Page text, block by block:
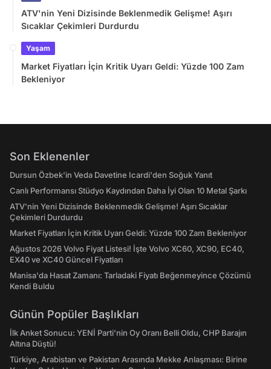
ATV'nin Yeni Dizisinde Beklenmedik Gelişme! Aşırı
Sıcaklar Çekimleri Durdurdu
Yaşam
Market Fiyatları İçin Kritik Uyarı Geldi: Yüzde 100 Zam
Bekleniyor
Son Eklenenler
Dursun Özbek'in Veda Davetine Icardi'den Soğuk Yanıt
Canlı Performansı Stüdyo Kaydından Daha İyi Olan 10 Metal Şarkı
ATV'nin Yeni Dizisinde Beklenmedik Gelişme! Aşırı Sıcaklar
Çekimleri Durdurdu
Market Fiyatları İçin Kritik Uyarı Geldi: Yüzde 100 Zam Bekleniyor
Ağustos 2026 Volvo Fiyat Listesi! İşte Volvo XC60, XC90, EC40,
EX40 ve XC40 Güncel Fiyatları
Manisa'da Hasat Zamanı: Tarladaki Fiyatı Beğenmeyince Çözümü
Kendi Buldu
Günün Popüler Başlıkları
İlk Anket Sonucu: YENİ Parti'nin Oy Oranı Belli Oldu, CHP Barajın
Altına Düştü!
Türkiye, Arabistan ve Pakistan Arasında Mekke Anlaşması: Birine